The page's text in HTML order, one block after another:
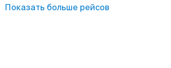
Показать больше рейсов